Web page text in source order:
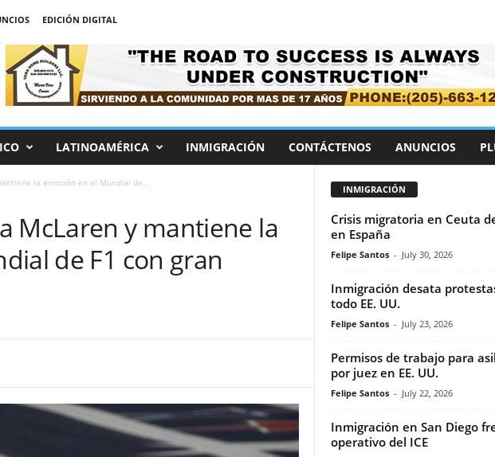
EDICIÓN DIGITAL
LATINOAMÉRICA INMIGRACIÓN CONTÁCTENOS ANUNCIOS
la emoción en el Mundial de...
McLaren y mantiene la
de F1 con gran
INMIGRACIÓN
Crisis migratoria en Ceuta
en España
Felipe Santos - July 30, 2026
Inmigración desata
todo EE. UU.
Felipe Santos - July 23, 2026
Permisos de trabajo para
por juez en EE. UU.
Felipe Santos - July 22, 2026
Inmigración en San Diego
operativo del ICE